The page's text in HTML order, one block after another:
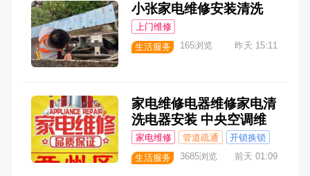
小张家电维修安装清洗
上门维修
生活服务
165浏览 昨天 15:11
家电维修电器维修家电清
洗电器安装 中央空调维
修空调清洗空调安装空调
加氟 热水器维修洗衣机
维修电视维修 油烟机维
家电维修 管道疏通
开锁换锁
生活服务
3685浏览 前天 01:09